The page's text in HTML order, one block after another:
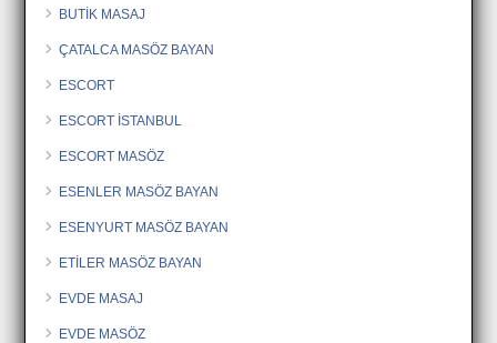
BUTİK MASAJ
ÇATALCA MASÖZ BAYAN
ESCORT
ESCORT İSTANBUL
ESCORT MASÖZ
ESENLER MASÖZ BAYAN
ESENYURT MASÖZ BAYAN
ETİLER MASÖZ BAYAN
EVDE MASAJ
EVDE MASÖZ